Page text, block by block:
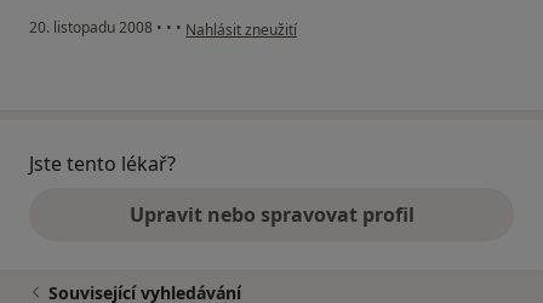
20. listopadu 2008 • • • podle názoru uživatele tom
Nahlásit zneužití
Jste tento lékař?
Upravit nebo spravovat profil
Související vyhledávání